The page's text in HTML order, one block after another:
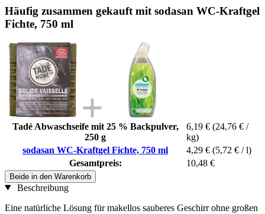
Häufig zusammen gekauft mit sodasan WC-Kraftgel
Fichte, 750 ml
Tadé Abwaschseife mit 25 % Backpulver,
250 g
6,19 € (24,76 € /
kg)
sodasan WC-Kraftgel Fichte, 750 ml
4,29 € (5,72 € / l)
Gesamtpreis:
10,48 €
Beide in den Warenkorb
Beschreibung
Eine natürliche Lösung für makellos sauberes Geschirr ohne großen